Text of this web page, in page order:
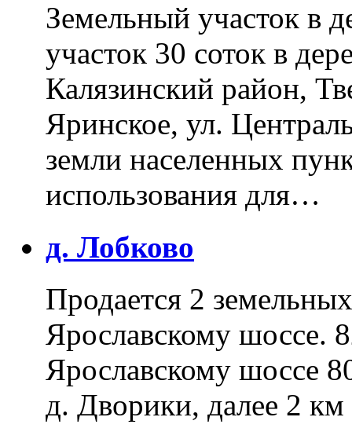
Земельный участок в
участок 30 соток в
Калязинский район,
Яринское, ул.
земли населенных
использования для…
д. Лобково
Продается 2
Ярославскому
Ярославскому шоссе
д. Дворики, далее 2